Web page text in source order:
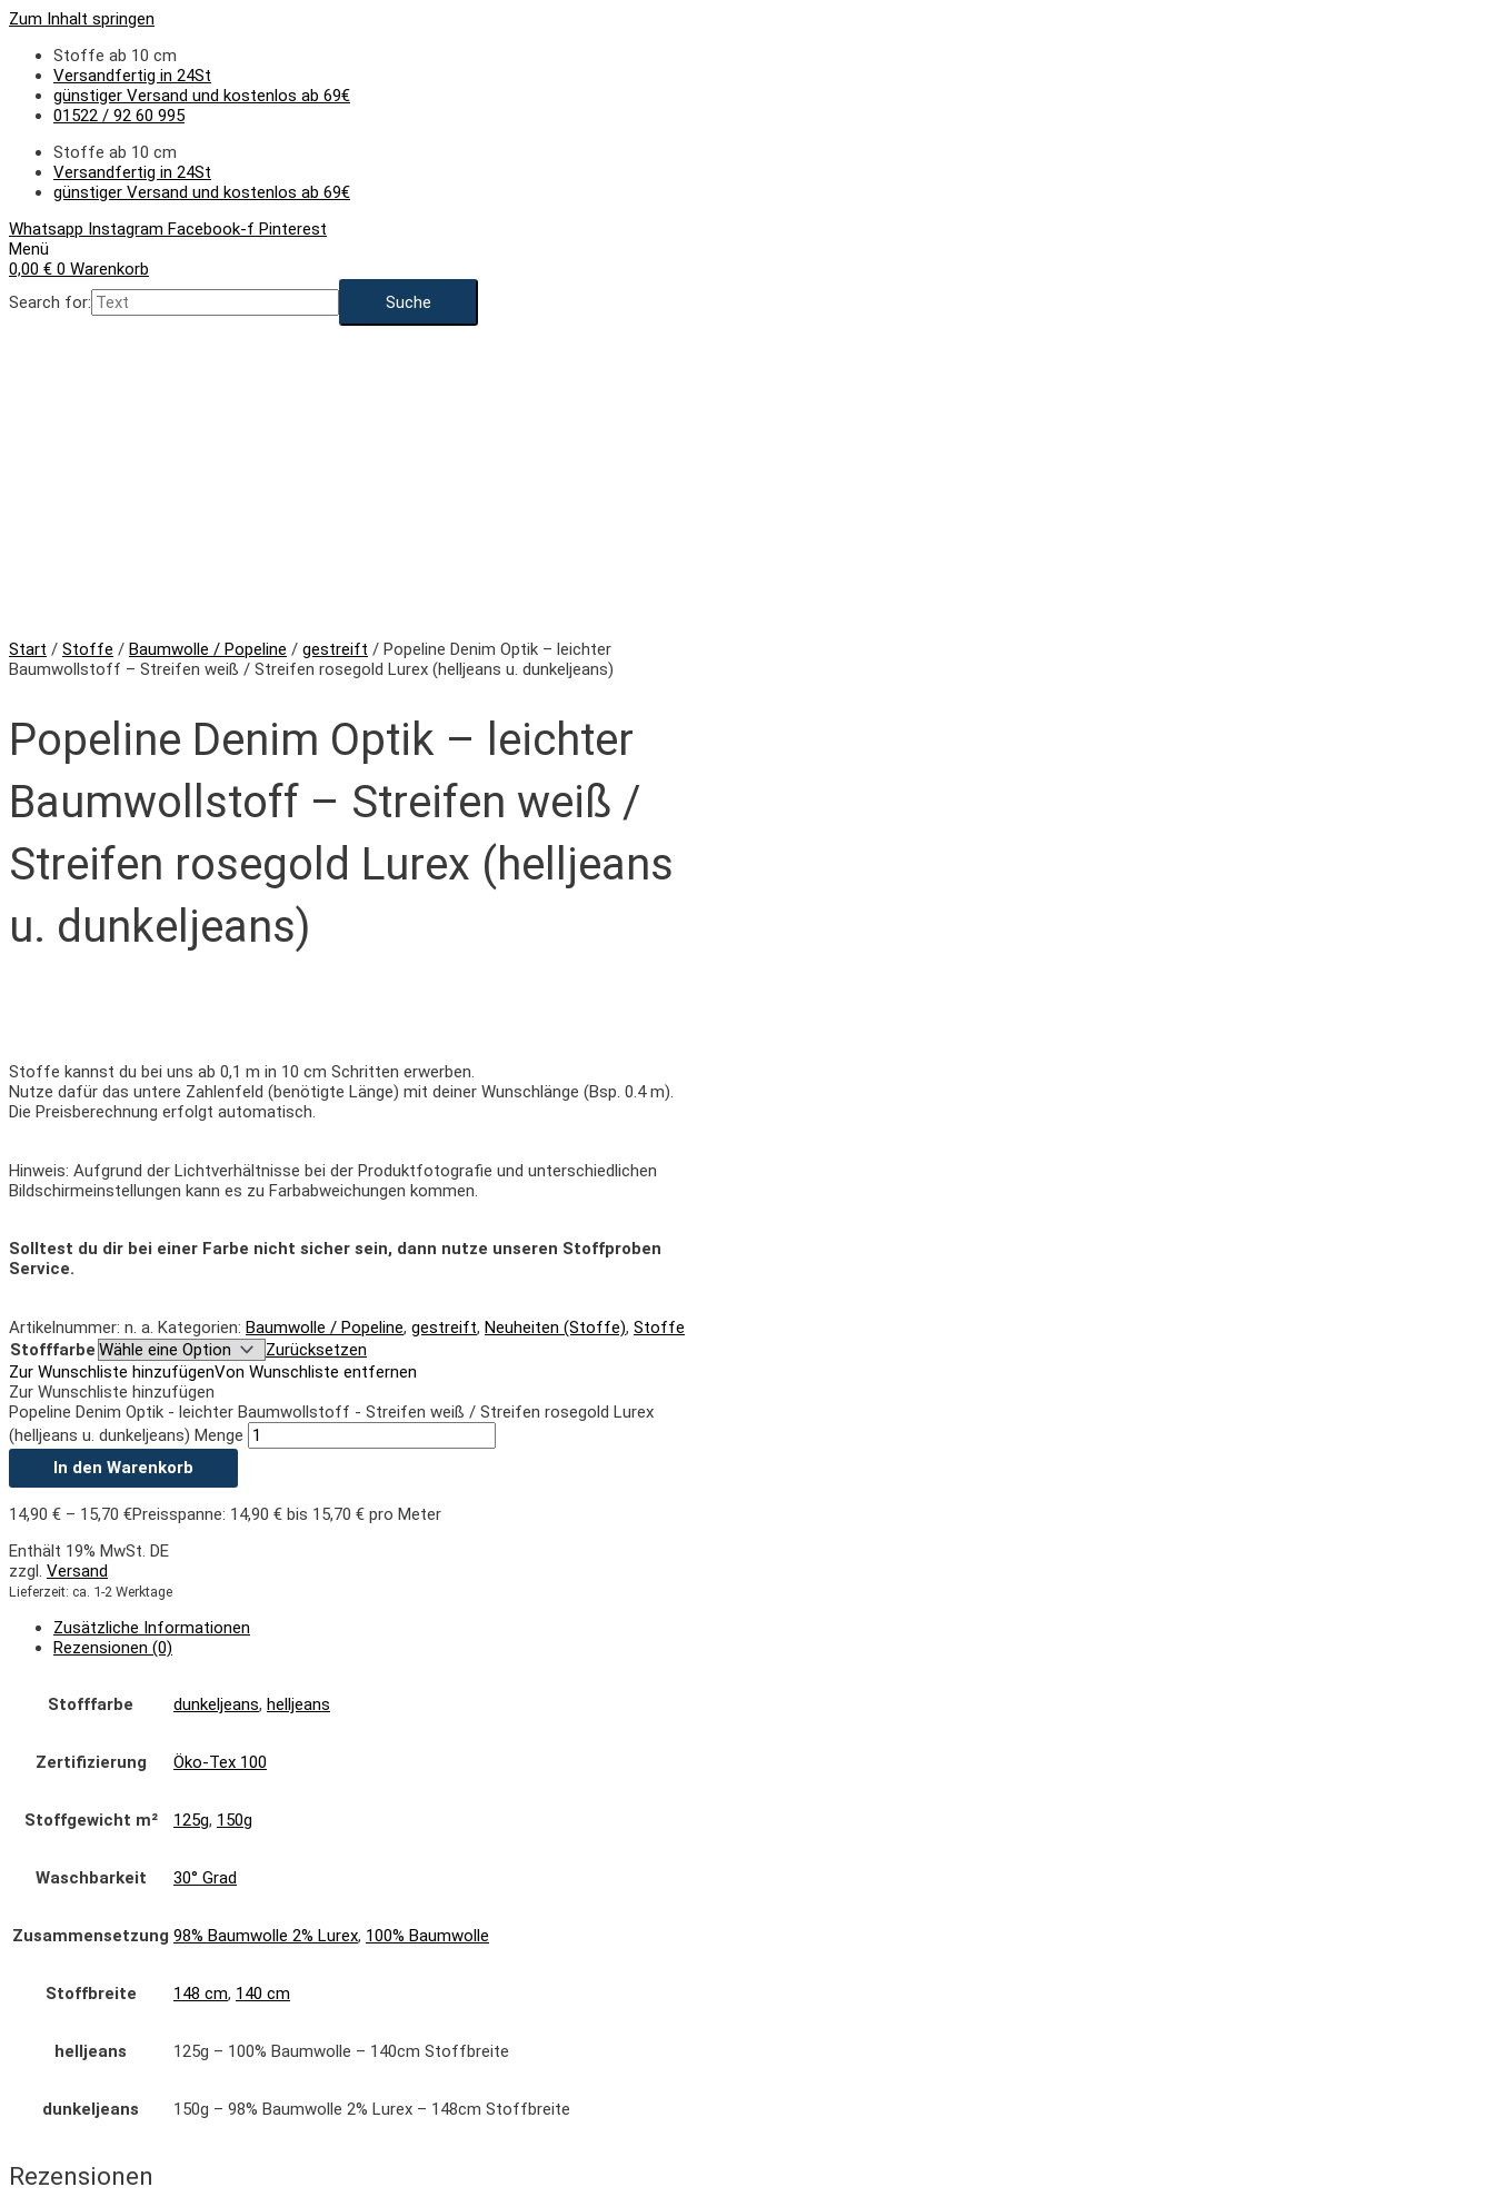
Zum Inhalt springen
Stoffe ab 10 cm
Versandfertig in 24St
günstiger Versand und kostenlos ab 69€
01522 / 92 60 995
Stoffe ab 10 cm
Versandfertig in 24St
günstiger Versand und kostenlos ab 69€
Whatsapp Instagram Facebook-f Pinterest
Menü
0,00 € 0 Warenkorb
Search for:
Start / Stoffe / Baumwolle / Popeline / gestreift / Popeline Denim Optik – leichter
Baumwollstoff – Streifen weiß / Streifen rosegold Lurex (helljeans u. dunkeljeans)
Popeline Denim Optik – leichter
Baumwollstoff – Streifen weiß /
Streifen rosegold Lurex (helljeans
u. dunkeljeans)
Stoffe kannst du bei uns ab 0,1 m in 10 cm Schritten erwerben.
Nutze dafür das untere Zahlenfeld (benötigte Länge) mit deiner Wunschlänge (Bsp. 0.4 m).
Die Preisberechnung erfolgt automatisch.
Hinweis: Aufgrund der Lichtverhältnisse bei der Produktfotografie und unterschiedlichen
Bildschirmeinstellungen kann es zu Farbabweichungen kommen.
Solltest du dir bei einer Farbe nicht sicher sein, dann nutze unseren Stoffproben
Service.
Artikelnummer: n. a. Kategorien: Baumwolle / Popeline, gestreift, Neuheiten (Stoffe), Stoffe
Stofffarbe
Zurücksetzen
Zur Wunschliste hinzufügenVon Wunschliste entfernen
Zur Wunschliste hinzufügen
Popeline Denim Optik - leichter Baumwollstoff - Streifen weiß / Streifen rosegold Lurex
(helljeans u. dunkeljeans) Menge
In den Warenkorb
14,90 € – 15,70 €Preisspanne: 14,90 € bis 15,70 € pro Meter
Enthält 19% MwSt. DE
zzgl. Versand
Lieferzeit: ca. 1-2 Werktage
Zusätzliche Informationen
Rezensionen (0)
Stofffarbe dunkeljeans, helljeans
Zertifizierung Öko-Tex 100
Stoffgewicht m² 125g, 150g
Waschbarkeit 30° Grad
Zusammensetzung 98% Baumwolle 2% Lurex, 100% Baumwolle
Stoffbreite 148 cm, 140 cm
helljeans 125g – 100% Baumwolle – 140cm Stoffbreite
dunkeljeans 150g – 98% Baumwolle 2% Lurex – 148cm Stoffbreite
Rezensionen